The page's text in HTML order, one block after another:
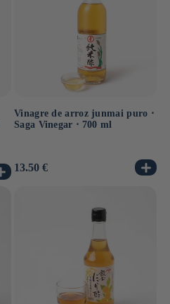
Vinagre de arroz junmai puro ⋅
Saga Vinegar ⋅ 700 ml
Precio
13.50 €